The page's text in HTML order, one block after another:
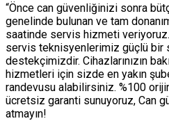
“Önce can güvenliğinizi sonra
genelinde bulunan ve tam
saatinde servis hizmeti
servis teknisyenlerimiz güçlü bir
destekçimizdir. Cihazlarınızın
hizmetleri için sizde en yakın
randevusu alabilirsiniz. %100
ücretsiz garanti sunuyoruz, Can
atmayın!